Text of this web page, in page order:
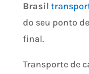
Brasil
do seu ponto
final.
Transporte de